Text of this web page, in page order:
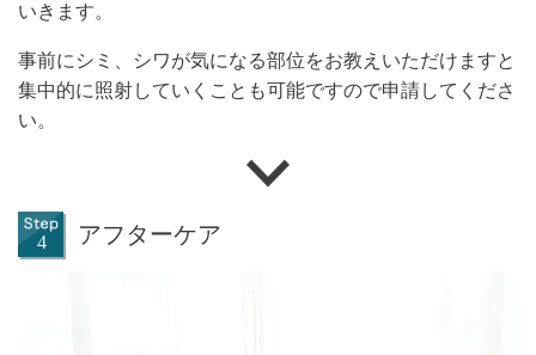
いきます。
事前にシミ、シワが気になる部位をお教えいただけますと
集中的に照射していくことも可能ですので申請してくださ
い。
アフターケア